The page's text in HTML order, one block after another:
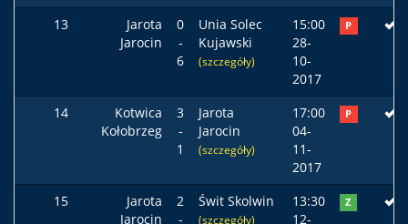
13
Jarota
Jarocin
0
-
6
Unia Solec
Kujawski
(szczegóły)
15:00
28-
10-
2017
P
14
Kotwica
Kołobrzeg
3
-
1
Jarota
Jarocin
(szczegóły)
17:00
04-
11-
2017
P
15
Jarota
Jarocin
2
-
Świt Skolwin
(szczegóły)
13:30
12-
Z